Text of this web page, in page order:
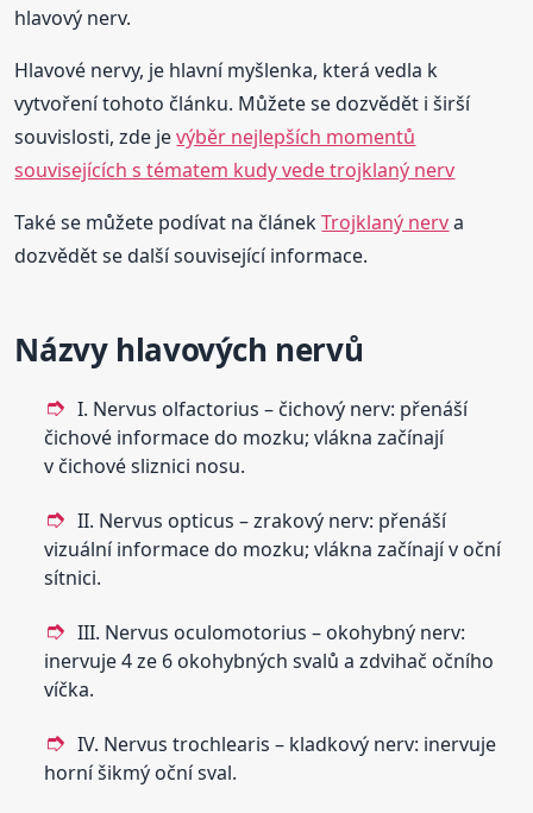
hlavový nerv.
Hlavové nervy, je hlavní myšlenka, která vedla k
vytvoření tohoto článku. Můžete se dozvědět i širší
souvislosti, zde jevýběr nejlepších momentů
souvisejících s tématem kudy vede trojklaný nerv
Také se můžete podívat na článekTrojklaný nerva
dozvědět se další související informace.
Názvy hlavových nervů
I. Nervus olfactorius – čichový nerv: přenáší
čichové informace do mozku; vlákna začínají
v čichové sliznici nosu.
II. Nervus opticus – zrakový nerv: přenáší
vizuální informace do mozku; vlákna začínají v oční
sítnici.
III. Nervus oculomotorius – okohybný nerv:
inervuje 4 ze 6 okohybných svalů a zdvihač očního
víčka.
IV. Nervus trochlearis – kladkový nerv: inervuje
horní šikmý oční sval.